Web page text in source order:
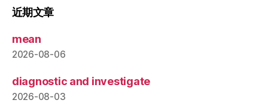
近期文章
mean
2026-08-06
diagnostic and investigate
2026-08-03